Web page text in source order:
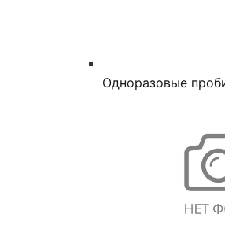
Одноразовые